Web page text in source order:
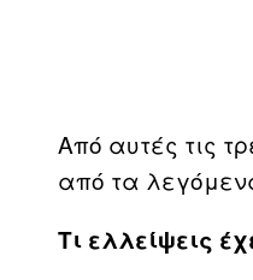
Από αυτές τις
από τα
Τι ελλείψεις